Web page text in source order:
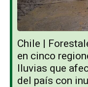
Chile |
en cinco
lluvias que
del país con